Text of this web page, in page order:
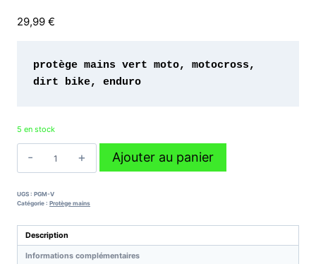
29,99 €
protège mains vert moto, motocross,
dirt bike, enduro
5 en stock
mains
vert
motocross,
dirt
bike,
Ajouter au panier
UGS : PGM-V
Catégorie : Protège mains
Description
Informations complémentaires